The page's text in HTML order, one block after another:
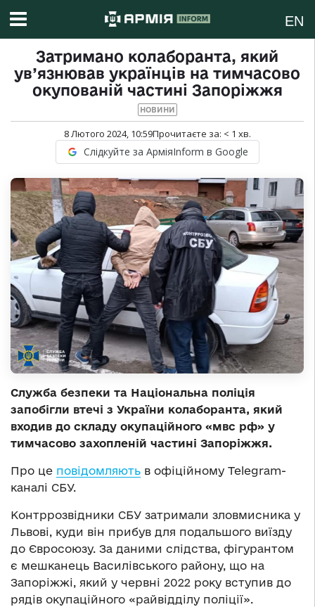
EN
Затримано колаборанта, який
ув’язнював українців на тимчасово
окупованій частині Запоріжжя
НОВИНИ
8 Лютого 2024, 10:59Прочитаєте за: < 1 хв.
Слідкуйте за АрміяInform в Google
Служба безпеки та Національна поліція
запобігли втечі з України колаборанта, який
входив до складу окупаційного «мвс рф» у
тимчасово захопленій частині Запоріжжя.
Про це повідомляють в офіційному Telegram-
каналі СБУ.
Контррозвідники СБУ затримали зловмисника у
Львові, куди він прибув для подальшого виїзду
до Євросоюзу. За даними слідства, фігурантом
є мешканець Василівського району, що на
Запоріжжі, який у червні 2022 року вступив до
рядів окупаційного «райвідділу поліції».